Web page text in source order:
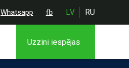
Whatsapp fb LV RU
Uzzini iespējas